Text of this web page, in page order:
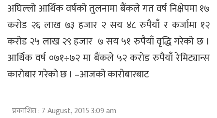
अघिल्लो आर्थिक वर्षको तुलनामा बैंकले गत वर्ष निक्षेपमा १७
करोड २६ लाख ७३ हजार २ सय ४८ रुपैयाँ र कर्जामा १२
करोड २५ लाख २९ हजार ७ सय ५१ रुपैयाँ वृद्धि गरेको छ ।
आर्थिक वर्ष ०७१÷७२ मा बैंकले ५२ करोड रुपैयाँ रेमिट्यान्स
कारोबार गरेको छ । –आजको कारोबारबाट
प्रकाशित : 7 August, 2015 3:09 am